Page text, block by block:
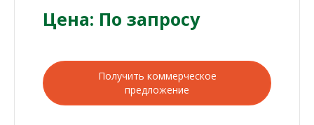
Цена: По запросу
Получить коммерческое
предложение